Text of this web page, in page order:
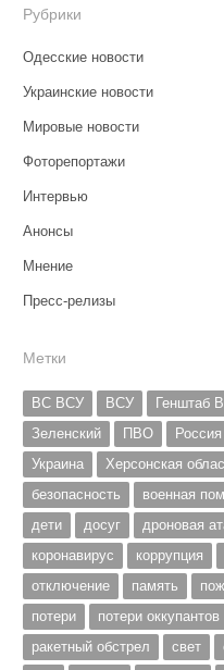
Рубрики
Одесские новости
Украинские новости
Мировые новости
Фоторепортажи
Интервью
Анонсы
Мнение
Пресс-релизы
Метки
ВС ВСУ ВСУ Генштаб
Зеленский
ПВО Россия
Украина
Херсонская
безопасность
военная
дети
досуг дроновая
коронавирус
коррупция
отключение
память
потери
потери оккупантов
ракетный обстрел
свет